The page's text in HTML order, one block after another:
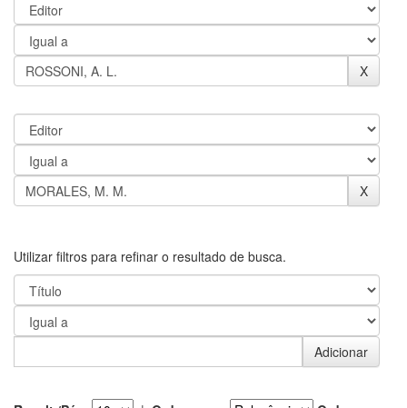
Utilizar filtros para refinar o resultado de busca.